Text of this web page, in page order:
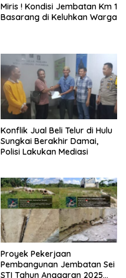
Miris ! Kondisi Jembatan Km 1
Basarang di Keluhkan Warga
Konflik Jual Beli Telur di Hulu
Sungkai Berakhir Damai,
Polisi Lakukan Mediasi
Proyek Pekerjaan
Pembangunan Jembatan Sei
STI Tahun Anggaran 2025